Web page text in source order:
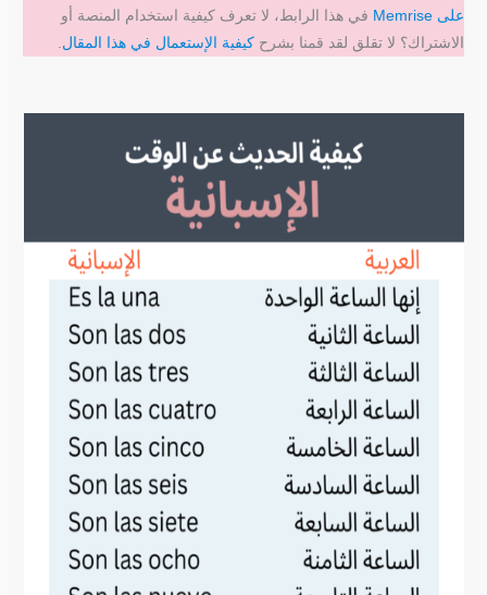
على Memrise
في هذا الرابط، لا تعرف كيفية استخدام المنصة أو
الاشتراك؟ لا تقلق لقد قمنا بشرحكيفية الإستعمال في هذا المقال.